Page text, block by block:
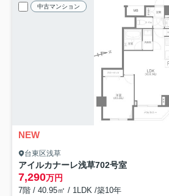
中古マンション
NEW
台東区浅草
アイルカナーレ浅草702号室
7,290万円
7階 / 40.95㎡ / 1LDK /築10年